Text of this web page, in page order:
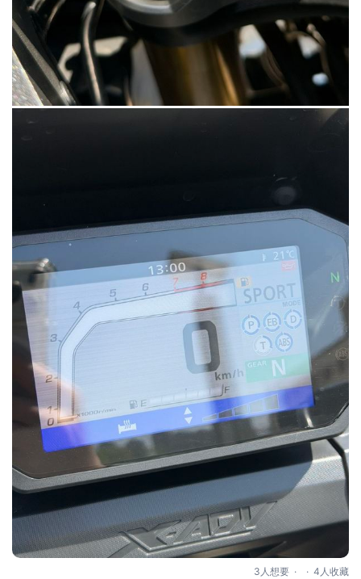
3人想要 . . 4人收藏